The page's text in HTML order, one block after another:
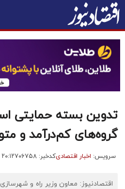
تدوین بسته حمایتی
گروه‌های کم‌درآمد و
سرویس: اخبار اقتصادیکدخبر: ۷۰۶۷۵۸
اقتصادنیوز: معاون وزیر راه و